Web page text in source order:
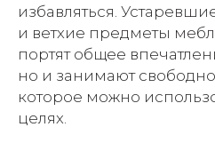
избавляться.
и ветхие предметы
портят общее
но и занимают
которое можно
целях.